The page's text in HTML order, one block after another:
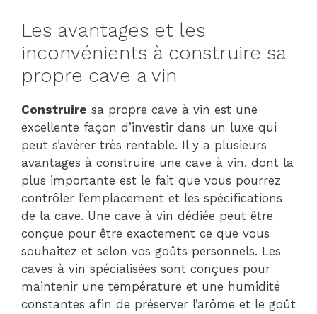
Les avantages et les
inconvénients à construire sa
propre cave a vin
Construire sa propre cave à vin est une
excellente façon d’investir dans un luxe qui
peut s’avérer très rentable. Il y a plusieurs
avantages à construire une cave à vin, dont la
plus importante est le fait que vous pourrez
contrôler l’emplacement et les spécifications
de la cave. Une cave à vin dédiée peut être
conçue pour être exactement ce que vous
souhaitez et selon vos goûts personnels. Les
caves à vin spécialisées sont conçues pour
maintenir une température et une humidité
constantes afin de préserver l’arôme et le goût